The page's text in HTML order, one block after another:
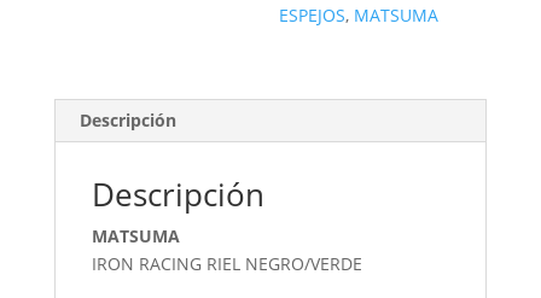
ESPEJOS, MATSUMA
Descripción
Descripción
MATSUMA
IRON RACING RIEL NEGRO/VERDE